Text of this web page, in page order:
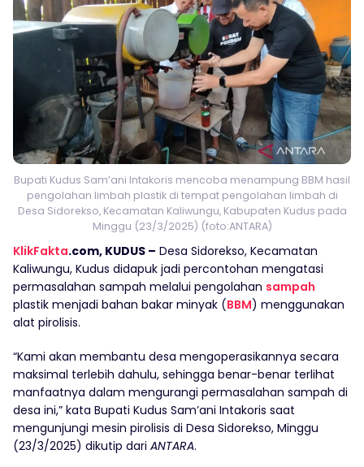
Bupati Kudus Sam’ani Intakoris mencoba menampung BBM hasil
pengolahan limbah plastik di tempat pengolahan limbah di
Desa Sidorekso, Kecamatan Kaliwungu, Kabupaten Kudus pada
Minggu (23/3/2025) (foto:ANTARA)
KlikFakta.com, KUDUS – Desa Sidorekso, Kecamatan
Kaliwungu, Kudus didapuk jadi percontohan mengatasi
permasalahan sampah melalui pengolahan sampah
plastik menjadi bahan bakar minyak (BBM) menggunakan
alat pirolisis.
“Kami akan membantu desa mengoperasikannya secara
maksimal terlebih dahulu, sehingga benar-benar terlihat
manfaatnya dalam mengurangi permasalahan sampah di
desa ini,” kata Bupati Kudus Sam’ani Intakoris saat
mengunjungi mesin pirolisis di Desa Sidorekso, Minggu
(23/3/2025) dikutip dari ANTARA.